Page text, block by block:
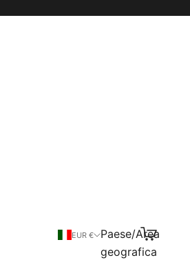
EUR €
Paese/Area
geografica
CercaCarrello